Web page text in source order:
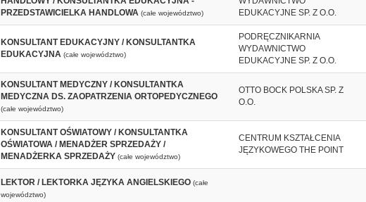
PRZEDSTAWICIELKA HANDLOWA (całe województwo)
EDUKACYJNE SP. Z O.O.
KONSULTANT EDUKACYJNY / KONSULTANTKA
EDUKACYJNA (całe województwo)
PODRĘCZNIKARNIA
WYDAWNICTWO
EDUKACYJNE SP. Z O.O.
KONSULTANT MEDYCZNY / KONSULTANTKA
MEDYCZNA DS. ZAOPATRZENIA ORTOPEDYCZNEGO
(całe województwo)
OTTO BOCK POLSKA SP. Z
O.O.
KONSULTANT OŚWIATOWY / KONSULTANTKA
OŚWIATOWA / MENADŻER SPRZEDAŻY /
MENADŻERKA SPRZEDAŻY (całe województwo)
CENTRUM KSZTAŁCENIA
JĘZYKOWEGO THE POINT
LEKTOR / LEKTORKA JĘZYKA ANGIELSKIEGO (całe
województwo)